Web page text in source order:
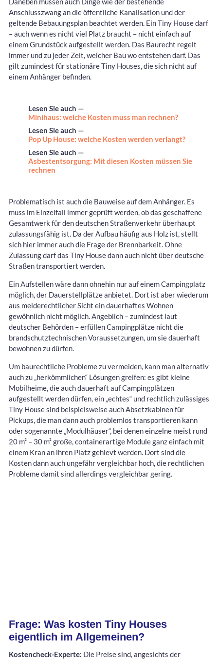
Anschlusszwang an die öffentliche Kanalisation und der
geltende Bebauungsplan beachtet werden. Ein Tiny House darf
– auch wenn es nicht viel Platz braucht – nicht einfach auf
einem Grundstück aufgestellt werden. Das Baurecht regelt
immer und zu jeder Zeit, welcher Bau wo entstehen darf. Das
gilt zumindest für stationäre Tiny Houses, die sich nicht auf
einem Anhänger befinden.
Lesen Sie auch —
Minihaus: welche Kosten muss man rechnen?
Lesen Sie auch —
Pop Up House: welche Kosten werden verlangt?
Lesen Sie auch —
Asbestentsorgung: Mit diesen Kosten müssen Sie
rechnen
Problematisch ist auch die Bauweise auf dem Anhänger. Es
muss im Einzelfall immer geprüft werden, ob das geschaffene
Gesamtwerk für den deutschen Straßenverkehr überhaupt
zulassungsfähig ist. Da der Aufbau häufig aus Holz ist, stellt
sich hier immer auch die Frage der Brennbarkeit. Ohne
Zulassung darf das Tiny House dann auch nicht über deutsche
Straßen transportiert werden.
Ein Aufstellen wäre dann ohnehin nur auf einem Campingplatz
möglich, der Dauerstellplätze anbietet. Dort ist aber wiederum
aus melderechtlicher Sicht ein dauerhaftes Wohnen
gewöhnlich nicht möglich. Angeblich – zumindest laut
deutscher Behörden – erfüllen Campingplätze nicht die
brandschutztechnischen Voraussetzungen, um sie dauerhaft
bewohnen zu dürfen.
Um baurechtliche Probleme zu vermeiden, kann man alternativ
auch zu „herkömmlichen“ Lösungen greifen: es gibt kleine
Mobilheime, die auch dauerhaft auf Campingplätzen
aufgestellt werden dürfen, ein „echtes“ und rechtlich zulässiges
Tiny House sind beispielsweise auch Absetzkabinen für
Pickups, die man dann auch problemlos transportieren kann
oder sogenannte „Modulhäuser“, bei denen einzelne meist rund
20 m² – 30 m² große, containerartige Module ganz einfach mit
einem Kran an ihren Platz gehievt werden. Dort sind die
Kosten dann auch ungefähr vergleichbar hoch, die rechtlichen
Probleme damit sind allerdings vergleichbar gering.
Frage: Was kosten Tiny Houses
eigentlich im Allgemeinen?
Kostencheck-Experte: Die Preise sind, angesichts der